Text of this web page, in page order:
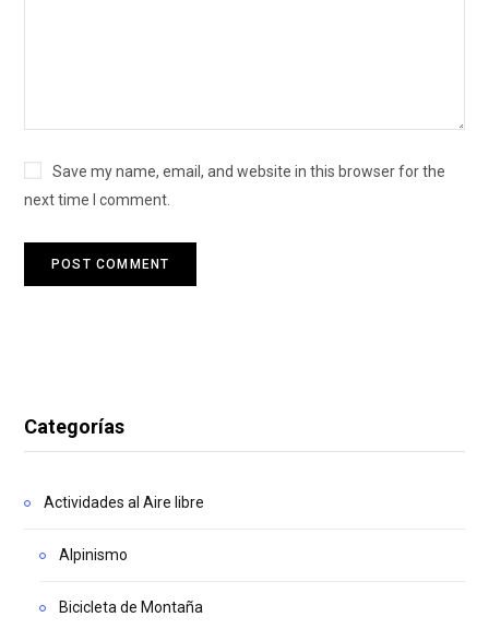
Save my name, email, and website in this browser for the
next time I comment.
Categorías
Actividades al Aire libre
Alpinismo
Bicicleta de Montaña